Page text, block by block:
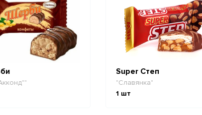
Super Степ
"Славянка"
1 шт